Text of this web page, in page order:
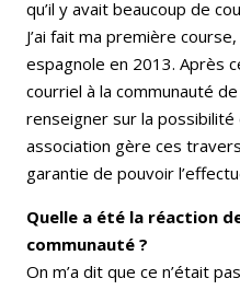
qu’il y avait beaucoup de
J’ai fait ma première
espagnole en 2013. Après
courriel à la communauté
renseigner sur la
association gère ces
garantie de pouvoir
Quelle a été la réaction
communauté ?
On m’a dit que ce n’était